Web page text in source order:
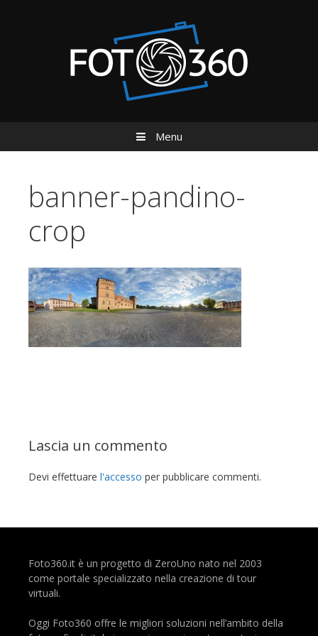
Menu
banner-pandino-
crop
Lascia un commento
Devi effettuare l'accesso per pubblicare commenti.
Foto360.it è un progetto di ZeroUno nato nel 2003
come portale specializzato nella creazione di tour
virtuali.
Oggi Foto360 offre le migliori soluzioni nell’ambito della